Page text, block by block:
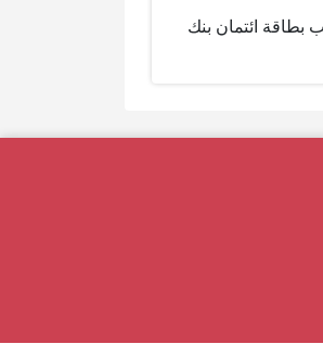
بطاقة ائتمان بنك